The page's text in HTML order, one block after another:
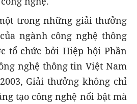
trong những giải thưởng
ngành công nghệ thông
tổ chức bởi Hiệp hội Phần
nghệ thông tin Việt Nam
Giải thưởng không chỉ
tạo công nghệ nổi bật mà